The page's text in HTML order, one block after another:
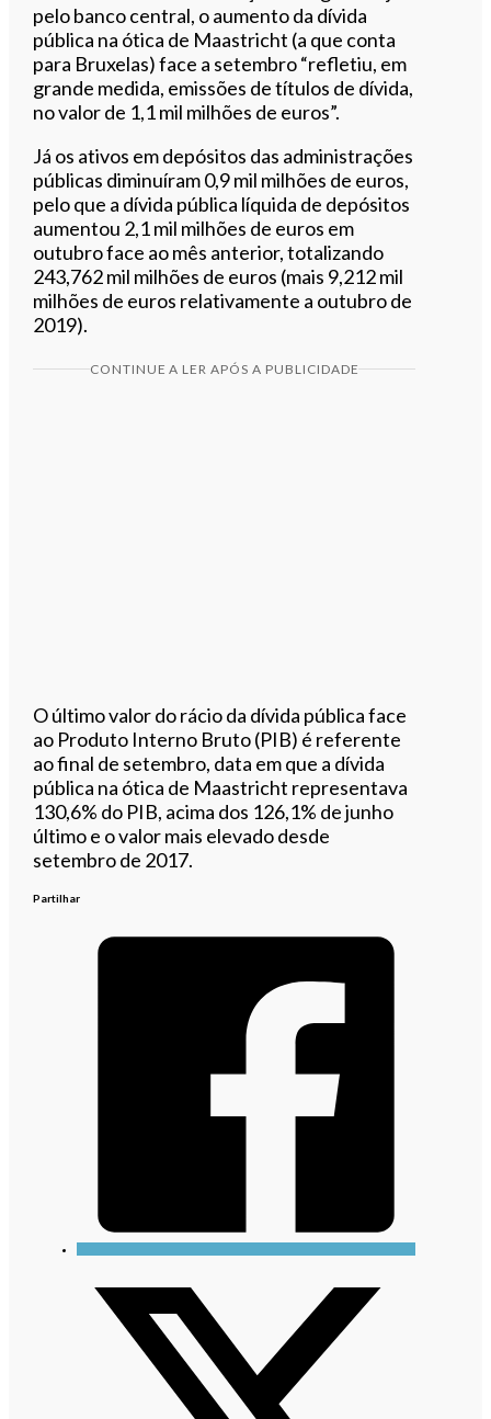
pelo banco central, o aumento da dívida
pública na ótica de Maastricht (a que conta
para Bruxelas) face a setembro “refletiu, em
grande medida, emissões de títulos de dívida,
no valor de 1,1 mil milhões de euros”.
Já os ativos em depósitos das administrações
públicas diminuíram 0,9 mil milhões de euros,
pelo que a dívida pública líquida de depósitos
aumentou 2,1 mil milhões de euros em
outubro face ao mês anterior, totalizando
243,762 mil milhões de euros (mais 9,212 mil
milhões de euros relativamente a outubro de
2019).
CONTINUE A LER APÓS A PUBLICIDADE
O último valor do rácio da dívida pública face
ao Produto Interno Bruto (PIB) é referente
ao final de setembro, data em que a dívida
pública na ótica de Maastricht representava
130,6% do PIB, acima dos 126,1% de junho
último e o valor mais elevado desde
setembro de 2017.
Partilhar